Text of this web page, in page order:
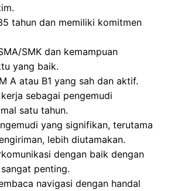
tahun dan memiliki komitmen
SMK dan kemampuan
yang baik.
A atau B1 yang sah dan aktif.
sebagai pengemudi
satu tahun.
yang signifikan, terutama
lebih diutamakan.
dengan baik dengan
penting.
navigasi dengan handal